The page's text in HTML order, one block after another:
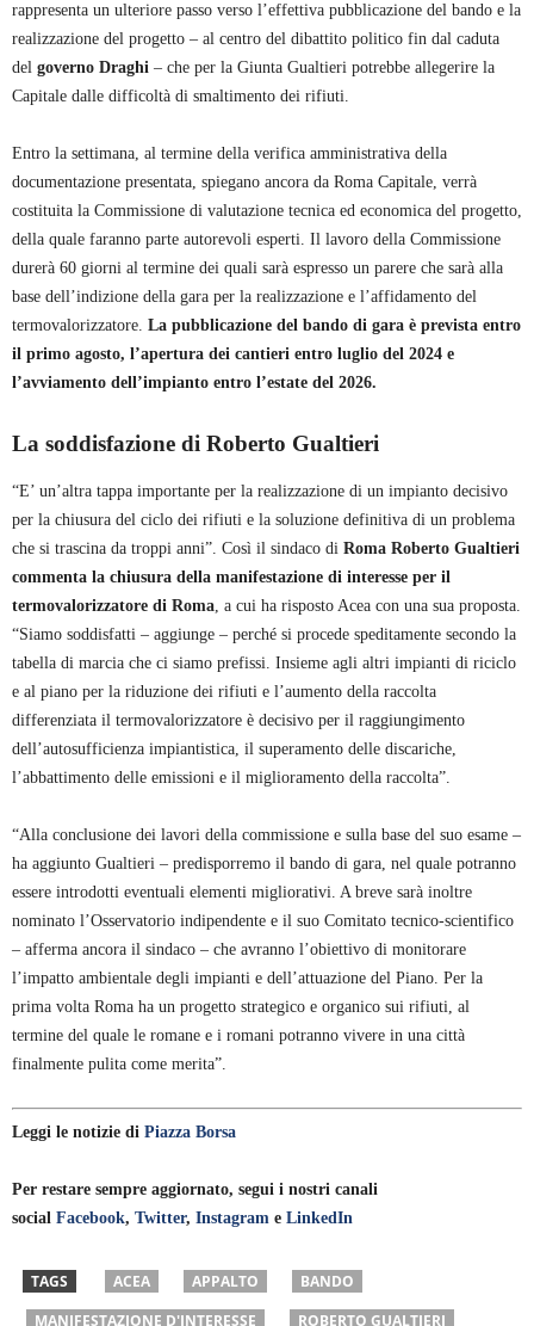
rappresenta un ulteriore passo verso l’effettiva pubblicazione del bando e la
realizzazione del progetto – al centro del dibattito politico fin dal caduta
del governo Draghi – che per la Giunta Gualtieri potrebbe allegerire la
Capitale dalle difficoltà di smaltimento dei rifiuti.
Entro la settimana, al termine della verifica amministrativa della
documentazione presentata, spiegano ancora da Roma Capitale, verrà
costituita la Commissione di valutazione tecnica ed economica del progetto,
della quale faranno parte autorevoli esperti. Il lavoro della Commissione
durerà 60 giorni al termine dei quali sarà espresso un parere che sarà alla
base dell’indizione della gara per la realizzazione e l’affidamento del
termovalorizzatore. La pubblicazione del bando di gara è prevista entro
il primo agosto, l’apertura dei cantieri entro luglio del 2024 e
l’avviamento dell’impianto entro l’estate del 2026.
La soddisfazione di Roberto Gualtieri
“E’ un’altra tappa importante per la realizzazione di un impianto decisivo
per la chiusura del ciclo dei rifiuti e la soluzione definitiva di un problema
che si trascina da troppi anni”. Così il sindaco di Roma Roberto Gualtieri
commenta la chiusura della manifestazione di interesse per il
termovalorizzatore di Roma, a cui ha risposto Acea con una sua proposta.
“Siamo soddisfatti – aggiunge – perché si procede speditamente secondo la
tabella di marcia che ci siamo prefissi. Insieme agli altri impianti di riciclo
e al piano per la riduzione dei rifiuti e l’aumento della raccolta
differenziata il termovalorizzatore è decisivo per il raggiungimento
dell’autosufficienza impiantistica, il superamento delle discariche,
l’abbattimento delle emissioni e il miglioramento della raccolta”.
“Alla conclusione dei lavori della commissione e sulla base del suo esame –
ha aggiunto Gualtieri – predisporremo il bando di gara, nel quale potranno
essere introdotti eventuali elementi migliorativi. A breve sarà inoltre
nominato l’Osservatorio indipendente e il suo Comitato tecnico-scientifico
– afferma ancora il sindaco – che avranno l’obiettivo di monitorare
l’impatto ambientale degli impianti e dell’attuazione del Piano. Per la
prima volta Roma ha un progetto strategico e organico sui rifiuti, al
termine del quale le romane e i romani potranno vivere in una città
finalmente pulita come merita”.
Leggi le notizie di Piazza Borsa
Per restare sempre aggiornato, segui i nostri canali
social Facebook, Twitter, Instagram e LinkedIn
TAGS ACEA APPALTO
BANDO
MANIFESTAZIONE D'INTERESSE
ROBERTO GUALTIERI